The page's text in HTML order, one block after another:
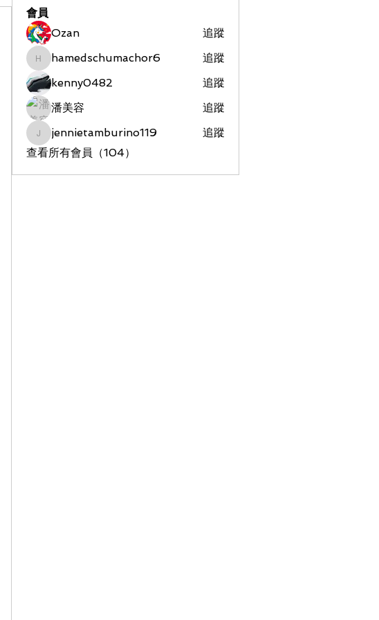
會員
Ozan
追蹤
hamedschumachor6
hamedschumachor6
追蹤
kenny0482
追蹤
潘美容
追蹤
jennietamburino119
jennietamburino119
追蹤
查看所有會員（104）